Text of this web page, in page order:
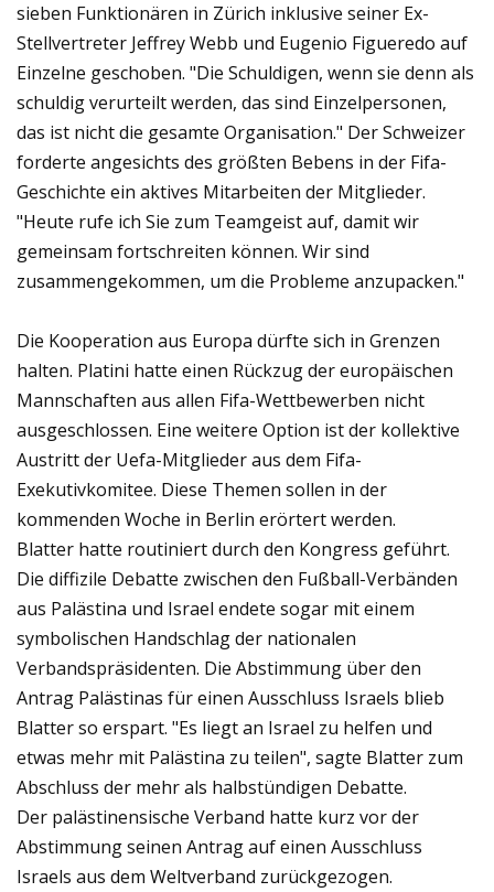
sieben Funktionären in Zürich inklusive seiner Ex-
Stellvertreter Jeffrey Webb und Eugenio Figueredo auf
Einzelne geschoben. "Die Schuldigen, wenn sie denn als
schuldig verurteilt werden, das sind Einzelpersonen,
das ist nicht die gesamte Organisation." Der Schweizer
forderte angesichts des größten Bebens in der Fifa-
Geschichte ein aktives Mitarbeiten der Mitglieder.
"Heute rufe ich Sie zum Teamgeist auf, damit wir
gemeinsam fortschreiten können. Wir sind
zusammengekommen, um die Probleme anzupacken."
Die Kooperation aus Europa dürfte sich in Grenzen
halten. Platini hatte einen Rückzug der europäischen
Mannschaften aus allen Fifa-Wettbewerben nicht
ausgeschlossen. Eine weitere Option ist der kollektive
Austritt der Uefa-Mitglieder aus dem Fifa-
Exekutivkomitee. Diese Themen sollen in der
kommenden Woche in Berlin erörtert werden.
Blatter hatte routiniert durch den Kongress geführt.
Die diffizile Debatte zwischen den Fußball-Verbänden
aus Palästina und Israel endete sogar mit einem
symbolischen Handschlag der nationalen
Verbandspräsidenten. Die Abstimmung über den
Antrag Palästinas für einen Ausschluss Israels blieb
Blatter so erspart. "Es liegt an Israel zu helfen und
etwas mehr mit Palästina zu teilen", sagte Blatter zum
Abschluss der mehr als halbstündigen Debatte.
Der palästinensische Verband hatte kurz vor der
Abstimmung seinen Antrag auf einen Ausschluss
Israels aus dem Weltverband zurückgezogen.